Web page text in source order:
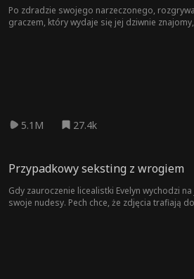
Po zdradzie swojego narzeczonego,
graczem, który wydaje się jej dziwnie
5.1M 27.4k
Przypadkowy seksting z wrogiem
Gdy zauroczenie licealistki Evelyn wychodzi
swoje nudesy. Pech chce, że zdjęcia trafiają